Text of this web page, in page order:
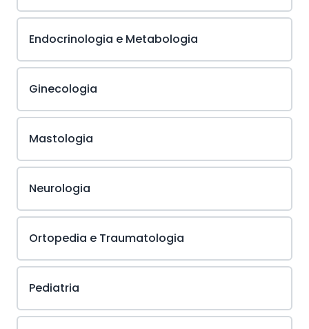
Endocrinologia e Metabologia
Ginecologia
Mastologia
Neurologia
Ortopedia e Traumatologia
Pediatria